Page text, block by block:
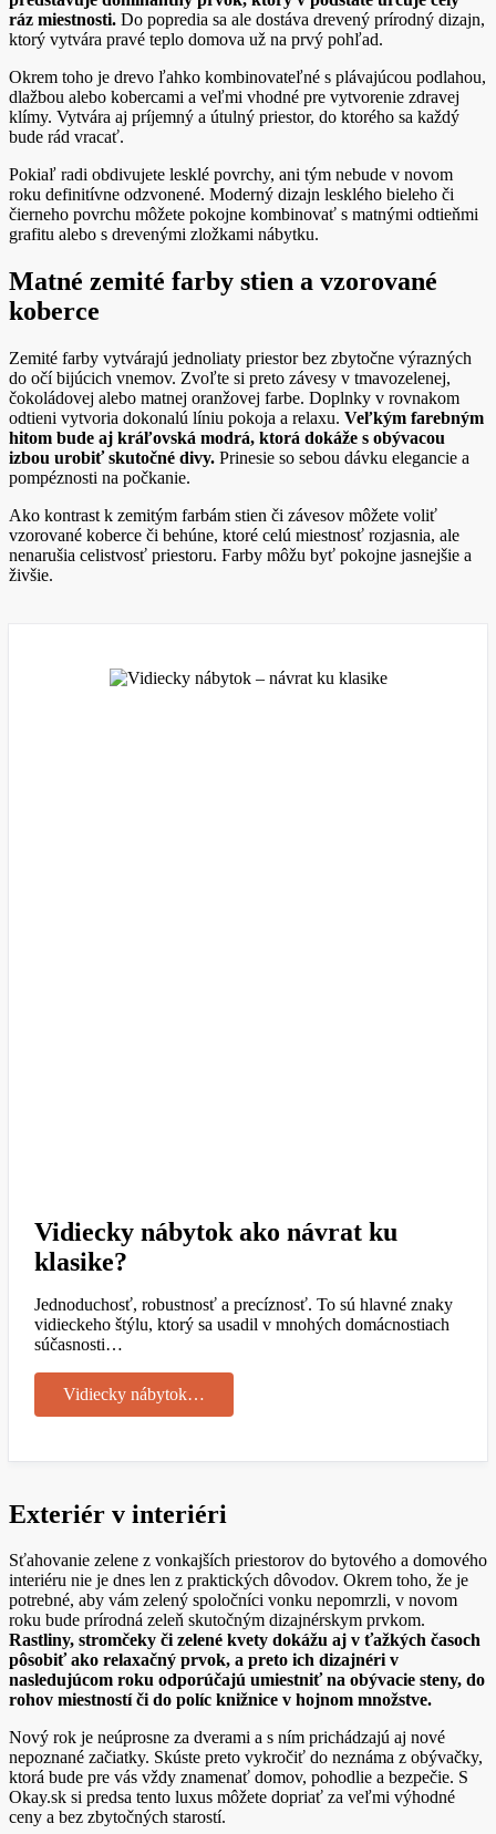
ráz miestnosti. Do popredia sa ale dostáva drevený prírodný dizajn,
ktorý vytvára pravé teplo domova už na prvý pohľad.
Okrem toho je drevo ľahko kombinovateľné s plávajúcou podlahou,
dlažbou alebo kobercami a veľmi vhodné pre vytvorenie zdravej
klímy. Vytvára aj príjemný a útulný priestor, do ktorého sa každý
bude rád vracať.
Pokiaľ radi obdivujete lesklé povrchy, ani tým nebude v novom
roku definitívne odzvonené. Moderný dizajn lesklého bieleho či
čierneho povrchu môžete pokojne kombinovať s matnými odtieňmi
grafitu alebo s drevenými zložkami nábytku.
Matné zemité farby stien a vzorované
koberce
Zemité farby vytvárajú jednoliaty priestor bez zbytočne výrazných
do očí bijúcich vnemov. Zvoľte si preto závesy v tmavozelenej,
čokoládovej alebo matnej oranžovej farbe. Doplnky v rovnakom
odtieni vytvoria dokonalú líniu pokoja a relaxu. Veľkým farebným
hitom bude aj kráľovská modrá, ktorá dokáže s obývacou
izbou urobiť skutočné divy. Prinesie so sebou dávku elegancie a
pompéznosti na počkanie.
Ako kontrast k zemitým farbám stien či závesov môžete voliť
vzorované koberce či behúne, ktoré celú miestnosť rozjasnia, ale
nenarušia celistvosť priestoru. Farby môžu byť pokojne jasnejšie a
živšie.
Vidiecky nábytok ako návrat ku
klasike?
Jednoduchosť, robustnosť a precíznosť. To sú hlavné znaky
vidieckeho štýlu, ktorý sa usadil v mnohých domácnostiach
súčasnosti…
Vidiecky nábytok…
Exteriér v interiéri
Sťahovanie zelene z vonkajších priestorov do bytového a domového
interiéru nie je dnes len z praktických dôvodov. Okrem toho, že je
potrebné, aby vám zelený spoločníci vonku nepomrzli, v novom
roku bude prírodná zeleň skutočným dizajnérskym prvkom.
Rastliny, stromčeky či zelené kvety dokážu aj v ťažkých časoch
pôsobiť ako relaxačný prvok, a preto ich dizajnéri v
nasledujúcom roku odporúčajú umiestniť na obývacie steny, do
rohov miestností či do políc knižnice v hojnom množstve.
Nový rok je neúprosne za dverami a s ním prichádzajú aj nové
nepoznané začiatky. Skúste preto vykročiť do neznáma z obývačky,
ktorá bude pre vás vždy znamenať domov, pohodlie a bezpečie. S
Okay.sk si predsa tento luxus môžete dopriať za veľmi výhodné
ceny a bez zbytočných starostí.